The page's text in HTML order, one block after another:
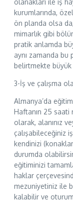
olanakları ile iş
kurumlarında,
ön planda olsa
mimarlık gibi
pratik anlamda
aynı zamanda bu
belirtmekte
3-İş ve çalışma
Almanya’da
Haftanın 25 saati
olarak, alanınız
çalışabileceğiniz
kendinizi
durumda
eğitiminizi
haklar
mezuniyetiniz ile
kalabilir ve